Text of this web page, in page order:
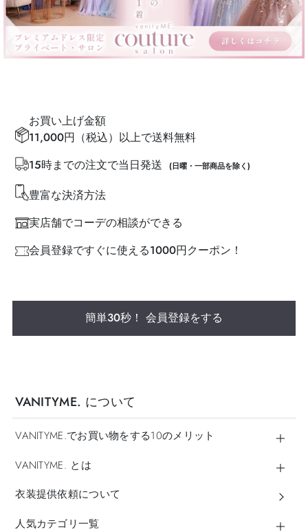
お買い上げ金額
11,000円（税込）以上で送料無料
15時までの注文で当日発送
(日曜・一部商品を除く)
豊富な決済方法
実店舗でコーデの相談ができる
会員登録ですぐに使える1000円クーポン！
簡単30秒！ 会員登録をする
VANITYME. について
VANITYME.でお買い物をする10のメリット
VANITYME. とは
衣装提供依頼について
人気カテゴリ一覧